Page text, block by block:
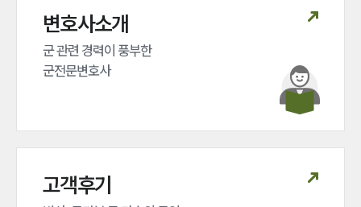
법률정보
법률지식인
변호사소개
군 관련 경력이 풍부한
군전문변호사
고객후기